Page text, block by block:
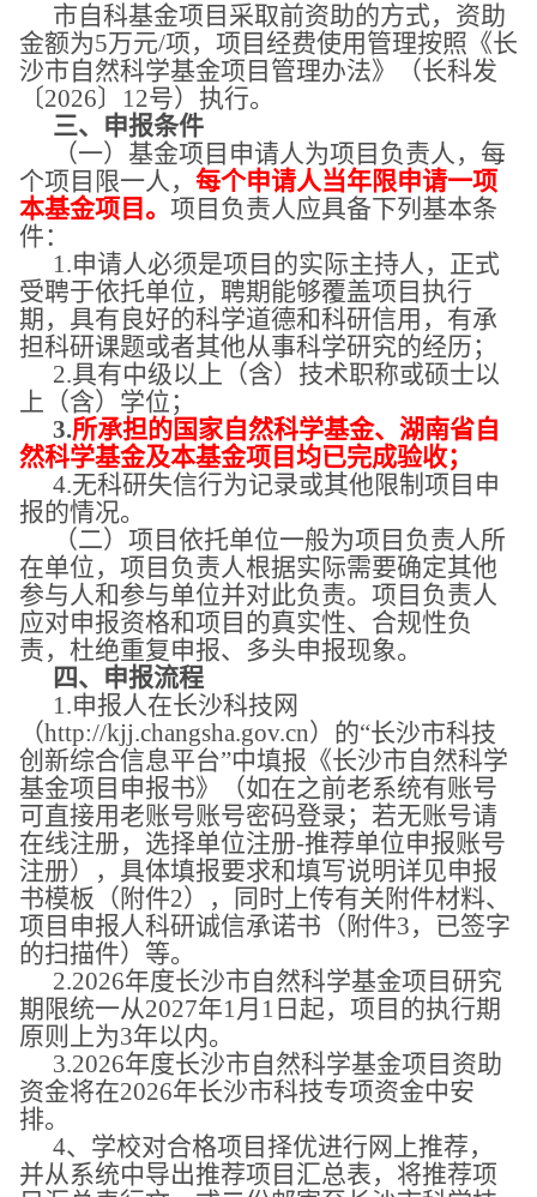
市自科基金项目采取前资助的方式，资助
金额为5万元/项，项目经费使用管理按照《长
沙市自然科学基金项目管理办法》（长科发
〔2026〕12号）执行。
三、申报条件
（一）基金项目申请人为项目负责人，每
个项目限一人， 每个申请人当年限申请一项
本基金项目。 项目负责人应具备下列基本条
件：
1.申请人必须是项目的实际主持人，正式
受聘于依托单位，聘期能够覆盖项目执行
期，具有良好的科学道德和科研信用，有承
担科研课题或者其他从事科学研究的经历；
2.具有中级以上（含）技术职称或硕士以
上（含）学位；
3.所承担的国家自然科学基金、湖南省自
然科学基金及本基金项目均已完成验收；
4.无科研失信行为记录或其他限制项目申
报的情况。
（二）项目依托单位一般为项目负责人所
在单位，项目负责人根据实际需要确定其他
参与人和参与单位并对此负责。项目负责人
应对申报资格和项目的真实性、合规性负
责，杜绝重复申报、多头申报现象。
四、申报流程
1.申报人在长沙科技网
（http://kjj.changsha.gov.cn）的“长沙市科技
创新综合信息平台”中填报《长沙市自然科学
基金项目申报书》
（如在之前老系统有账号
可直接用老账号账号密码登录；若无账号请
在线注册，选择单位注册-推荐单位申报账号
注册）
，具体填报要求和填写说明详见申报
书模板（附件2），同时上传有关附件材料、
项目申报人科研诚信承诺书（附件3，已签字
的扫描件）等。
2.2026年度长沙市自然科学基金项目研究
期限统一从2027年1月1日起，项目的执行期
原则上为3年以内。
3.2026年度长沙市自然科学基金项目资助
资金将在2026年长沙市科技专项资金中安
排。
4、学校对合格项目 择优进行网上推荐，
并从系统中导出推荐项目汇总表，将推荐项